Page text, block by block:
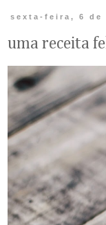
sexta-feira, 6 de
uma receita